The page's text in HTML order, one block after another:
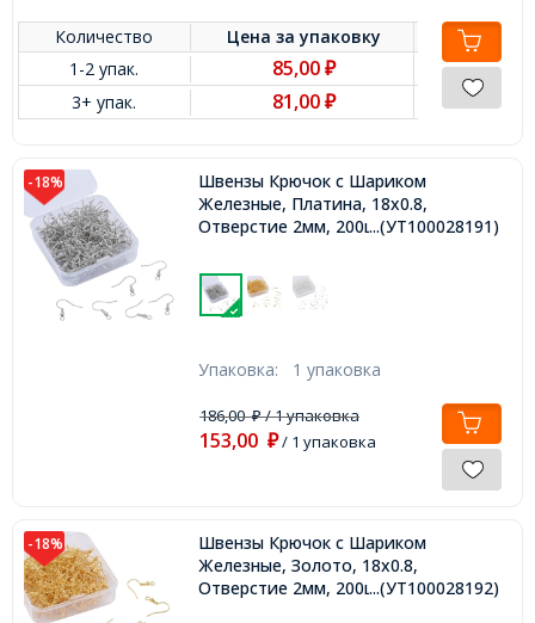
Количество Цена заупаковку
1-2 упак.
85,00₽
3+ упак. 81,00₽
-18%
Швензы Крючок с Шариком
Железные, Платина, 18х0.8,
Отверстие 2мм, 200шт/упаковка,
...(УТ100028191)
Упаковка: 1 упаковка
186,00₽/ 1 упаковка
153,00 ₽/ 1 упаковка
-18%
Швензы Крючок с Шариком
Железные, Золото, 18х0.8,
Отверстие 2мм, 200шт/упаковка,
...(УТ100028192)